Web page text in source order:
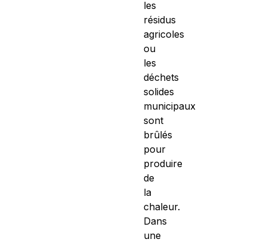
les
résidus
agricoles
ou
les
déchets
solides
municipaux
sont
brûlés
pour
produire
de
la
chaleur.
Dans
une